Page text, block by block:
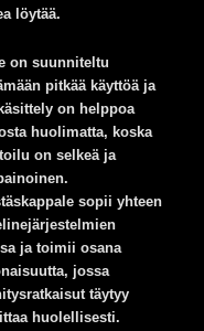
löytää.
on suunniteltu
pitkää käyttöä ja
on helppoa
huolimatta, koska
on selkeä ja
sopii yhteen
ja toimii osana
jossa
täytyy
huolellisesti.